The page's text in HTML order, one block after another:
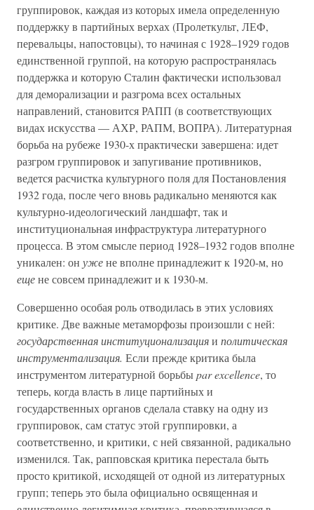
группировок, каждая из которых имела определенную
поддержку в партийных верхах (Пролеткульт, ЛЕФ,
перевальцы, напостовцы), то начиная с 1928–1929 годов
единственной группой, на которую распространялась
поддержка и которую Сталин фактически использовал
для деморализации и разгрома всех остальных
направлений, становится РАПП (в соответствующих
видах искусства — АХР, РАПМ, ВОПРА). Литературная
борьба на рубеже 1930-х практически завершена: идет
разгром группировок и запугивание противников,
ведется расчистка культурного поля для Постановления
1932 года, после чего вновь радикально меняются как
культурно-идеологический ландшафт, так и
институциональная инфраструктура литературного
процесса. В этом смысле период 1928–1932 годов вполне
уникален: он ужене вполне принадлежит к 1920-м, но
ещене совсем принадлежит и к 1930-м.
Совершенно особая роль отводилась в этих условиях
критике. Две важные метаморфозы произошли с ней:
государственная институционализацияи политическая
инструментализация. Если прежде критика была
инструментом литературной борьбыpar excellence, то
теперь, когда власть в лице партийных и
государственных органов сделала ставку на одну из
группировок, сам статус этой группировки, а
соответственно, и критики, с ней связанной, радикально
изменился. Так, рапповская критика перестала быть
просто критикой, исходящей от одной из литературных
групп; теперь это была официально освященная и